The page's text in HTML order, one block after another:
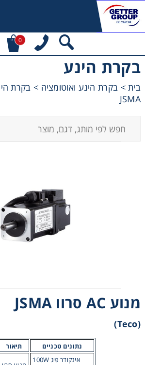
0
בקרת הינע
בית> בקרת הינע ואוטומציה > בקרת
JSMA
מנוע AC סרוו JSMA
(Teco)
תיאור
נתונים טכניים
100W אינקודר פיג
form not found.
מקשרים, מצמדים ובלמים
שרשראות, גלגלי שרשרת וגלגלי
רצועות וי, רצועות תזמון וגלגלים
רשתות ואביזרי מסוע